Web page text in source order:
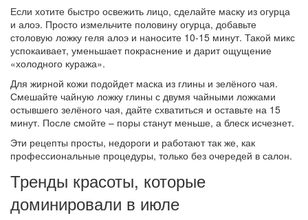
Если хотите быстро освежить лицо, сделайте маску из огурца
и алоэ. Просто измельчите половину огурца, добавьте
столовую ложку геля алоэ и наносите 10‑15 минут. Такой микс
успокаивает, уменьшает покраснение и дарит ощущение
«холодного куража».
Для жирной кожи подойдет маска из глины и зелёного чая.
Смешайте чайную ложку глины с двумя чайными ложками
остывшего зелёного чая, дайте схватиться и оставьте на 15
минут. После смойте – поры станут меньше, а блеск исчезнет.
Эти рецепты просты, недороги и работают так же, как
профессиональные процедуры, только без очередей в салон.
Тренды красоты, которые
доминировали в июле